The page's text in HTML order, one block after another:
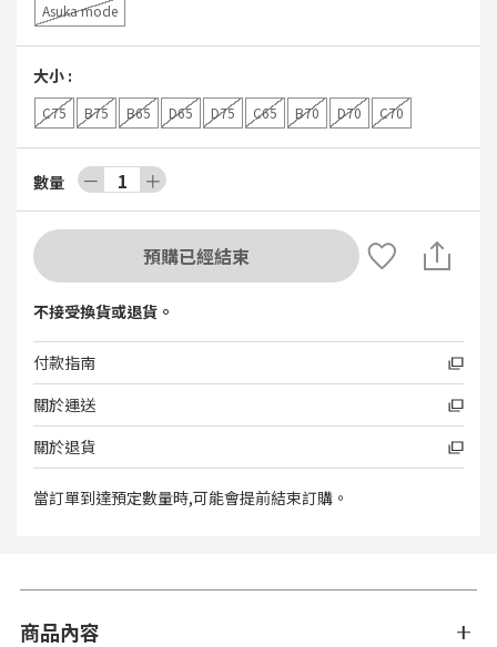
Asuka mode
大小 :
C75 B75 B65 D65 D75 C65 B70 D70 C70
數量 － 1 ＋
預購已經結束
不接受換貨或退貨。
付款指南
關於運送
關於退貨
當訂單到達預定數量時,可能會提前結束訂購。
商品內容